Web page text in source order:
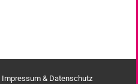
Impressum & Datenschutz